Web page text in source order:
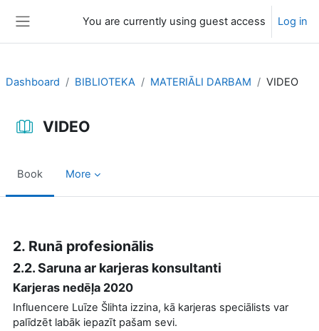
You are currently using guest access Log in
Dashboard BIBLIOTEKA MATERIĀLI DARBAM VIDEO
VIDEO
Book More
2. Runā profesionālis
2.2. Saruna ar karjeras konsultanti
Karjeras nedēļa 2020
Influencere Luīze Šlihta izzina, kā karjeras speciālists var
palīdzēt labāk iepazīt pašam sevi.